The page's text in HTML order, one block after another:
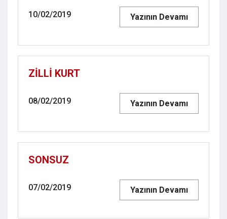
10/02/2019 Yazının Devamı
ZİLLİ KURT
08/02/2019 Yazının Devamı
SONSUZ
07/02/2019 Yazının Devamı